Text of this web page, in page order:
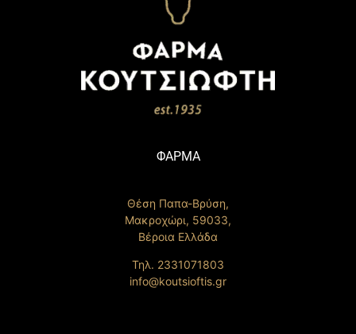
ΦΑΡΜΑ
Θέση Παπα-Βρύση,
Μακροχώρι, 59033,
Βέροια Ελλάδα
Τηλ. 2331071803
info@koutsioftis.gr